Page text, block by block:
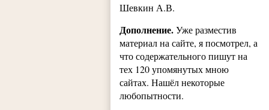
Шевкин А.В.
Дополнение.Уже разместив
материал на сайте, я посмотрел, а
что содержательного пишут на
тех 120 упомянутых мною
сайтах. Нашёл некоторые
любопытности.